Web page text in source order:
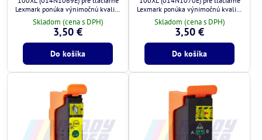
Lexmark ponúka výnimočnú kvalitu
za zlomok ceny.
Skladom (cena s DPH)
3,50 €
Do košíka
Lexmark ponúka výnimočnú kvalitu
za zlomok ceny.
Skladom (cena s DPH)
3,50 €
Do košíka